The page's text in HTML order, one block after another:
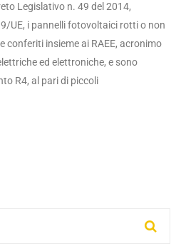
Legislativo n. 49 del 2014,
UE, i pannelli fotovoltaici rotti o non
conferiti insieme ai RAEE, acronimo
ed elettroniche, e sono
R4, al pari di piccoli